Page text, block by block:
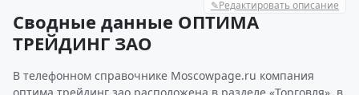
✎Редактировать описание
Сводные данные ОПТИМА
ТРЕЙДИНГ ЗАО
В телефонном справочнике Moscowpage.ru компания